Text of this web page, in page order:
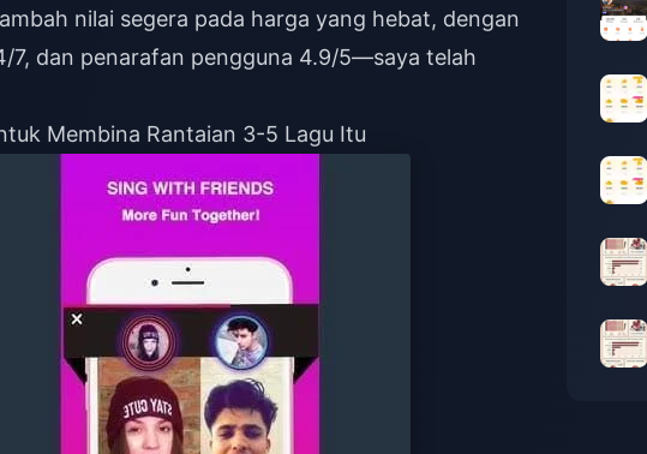
nilai segera pada harga yang hebat, dengan
7, dan penarafan pengguna 4.9/5—saya telah
Membina Rantaian 3-5 Lagu Itu